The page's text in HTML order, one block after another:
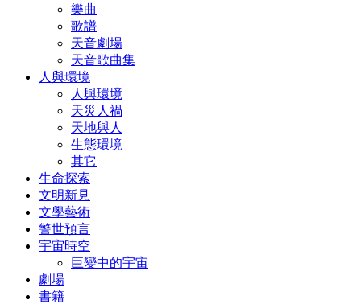
樂曲
歌譜
天音劇場
天音歌曲集
人與環境
人與環境
天災人禍
天地與人
生態環境
其它
生命探索
文明新見
文學藝術
警世預言
宇宙時空
巨變中的宇宙
劇場
書籍